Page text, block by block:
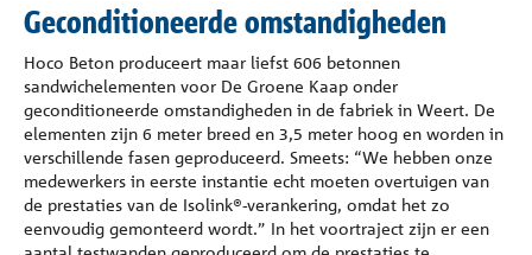
Geconditioneerde omstandigheden
Hoco Beton produceert maar liefst 606 betonnen
sandwichelementen voor De Groene Kaap onder
geconditioneerde omstandigheden in de fabriek in Weert. De
elementen zijn 6 meter breed en 3,5 meter hoog en worden in
verschillende fasen geproduceerd. Smeets: “We hebben onze
medewerkers in eerste instantie echt moeten overtuigen van
de prestaties van de Isolink®-verankering, omdat het zo
eenvoudig gemonteerd wordt.” In het voortraject zijn er een